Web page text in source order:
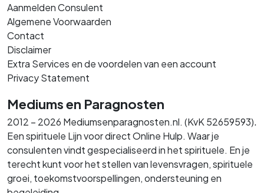
Aanmelden Consulent
Algemene Voorwaarden
Contact
Disclaimer
Extra Services en de voordelen van een account
Privacy Statement
Mediums en Paragnosten
2012 – 2026 Mediumsenparagnosten.nl. (KvK 52659593)
Een spirituele Lijn voor direct Online Hulp. Waar je
consulenten vindt gespecialiseerd in het spirituele. En je
terecht kunt voor het stellen van levensvragen, spirituele
groei, toekomstvoorspellingen, ondersteuning en